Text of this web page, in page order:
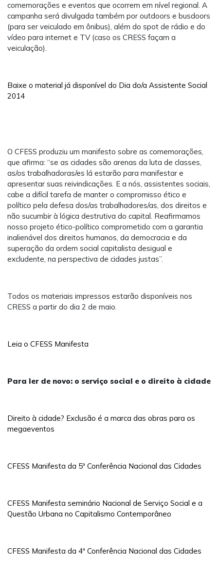
comemorações e eventos que ocorrem em nível regional. A
campanha será divulgada também por outdoors e busdoors
(para ser veiculado em ônibus), além do spot de rádio e do
vídeo para internet e TV (caso os CRESS façam a
veiculação).
Baixe o material já disponível do Dia do/a Assistente Social
2014
O CFESS produziu um manifesto sobre as comemorações,
que afirma: “se as cidades são arenas da luta de classes,
as/os trabalhadoras/es lá estarão para manifestar e
apresentar suas reivindicações. E a nós, assistentes sociais,
cabe a difícil tarefa de manter o compromisso ético e
político pela defesa dos/as trabalhadores/as, dos direitos e
não sucumbir à lógica destrutiva do capital. Reafirmamos
nosso projeto ético-político comprometido com a garantia
inalienável dos direitos humanos, da democracia e da
superação da ordem social capitalista desigual e
excludente, na perspectiva de cidades justas”.
Todos os materiais impressos estarão disponíveis nos
CRESS a partir do dia 2 de maio.
Leia o CFESS Manifesta
Para ler de novo: o serviço social e o direito à cidade
Direito à cidade? Exclusão é a marca das obras para os
megaeventos
CFESS Manifesta da 5ª Conferência Nacional das Cidades
CFESS Manifesta seminário Nacional de Serviço Social e a
Questão Urbana no Capitalismo Contemporâneo
CFESS Manifesta da 4ª Conferência Nacional das Cidades